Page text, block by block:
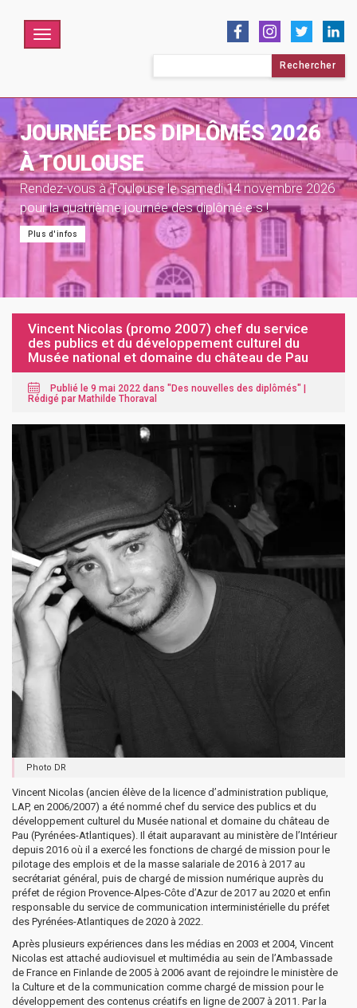
Menu
JOURNÉE DES DIPLÔMÉS 2026
À TOULOUSE
Rendez-vous à Toulouse le samedi 14 novembre 2026
pour la quatrième journée des diplômé·e·s !
Plus d'infos
Vincent Nicolas (promo 2007) chef du service
des publics et du développement culturel du
Musée national et domaine du château de Pau
Publié le 9 mai 2022 dans "Des nouvelles des diplômés" |
Rédigé par Mathilde Thoraval
Photo DR
Vincent Nicolas (ancien élève de la licence d’administration publique,
LAP, en 2006/2007) a été nommé chef du service des publics et du
développement culturel du Musée national et domaine du château de
Pau (Pyrénées-Atlantiques). Il était auparavant au ministère de l’Intérieur
depuis 2016 où il a exercé les fonctions de chargé de mission pour le
pilotage des emplois et de la masse salariale de 2016 à 2017 au
secrétariat général, puis de chargé de mission numérique auprès du
préfet de région Provence-Alpes-Côte d’Azur de 2017 au 2020 et enfin
responsable du service de communication interministérielle du préfet
des Pyrénées-Atlantiques de 2020 à 2022.
Après plusieurs expériences dans les médias en 2003 et 2004, Vincent
Nicolas est attaché audiovisuel et multimédia au sein de l’Ambassade
de France en Finlande de 2005 à 2006 avant de rejoindre le ministère de
la Culture et de la communication comme chargé de mission pour le
développement des contenus créatifs en ligne de 2007 à 2011. Par la